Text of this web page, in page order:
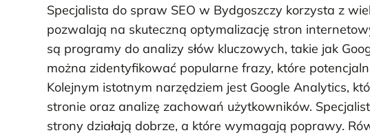
Specjalista do spraw SEO w Bydgoszczy korzysta z
pozwalają na skuteczną optymalizację stron
są programy do analizy słów kluczowych, takie jak
można zidentyfikować popularne frazy, które
Kolejnym istotnym narzędziem jest Google Analytics,
stronie oraz analizę zachowań użytkowników.
strony działają dobrze, a które wymagają poprawy.